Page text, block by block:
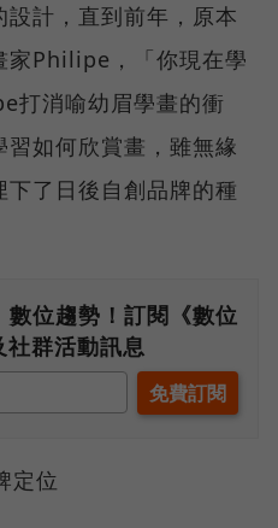
計，直到前年，原本
家Philipe，「你現在學
打消喻幼眉學畫的衝
如何欣賞畫，雖無緣
了日後自創品牌的種
位趨勢！訂閱《數位
社群活動訊息
定位